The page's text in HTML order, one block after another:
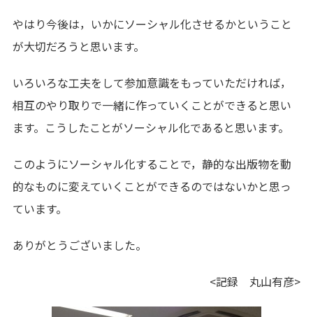
やはり今後は，いかにソーシャル化させるかということ
が大切だろうと思います。
いろいろな工夫をして参加意識をもっていただければ，
相互のやり取りで一緒に作っていくことができると思い
ます。こうしたことがソーシャル化であると思います。
このようにソーシャル化することで，静的な出版物を動
的なものに変えていくことができるのではないかと思っ
ています。
ありがとうございました。
<記録 丸山有彦>